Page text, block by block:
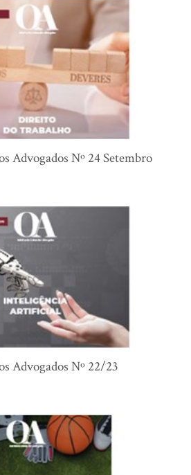
Advogados Nº 24 Setembro
Advogados Nº 22/23